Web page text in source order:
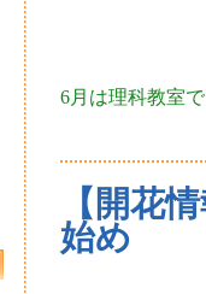
6月は理科教室
【開花
始め